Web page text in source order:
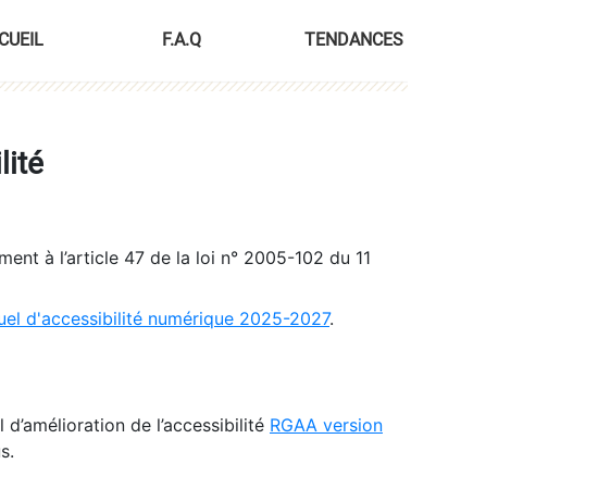
F.A.Q TENDANCES
à l’article 47 de la loi n° 2005-102 du 11
d'accessibilité numérique 2025-2027.
de l’accessibilité RGAA version